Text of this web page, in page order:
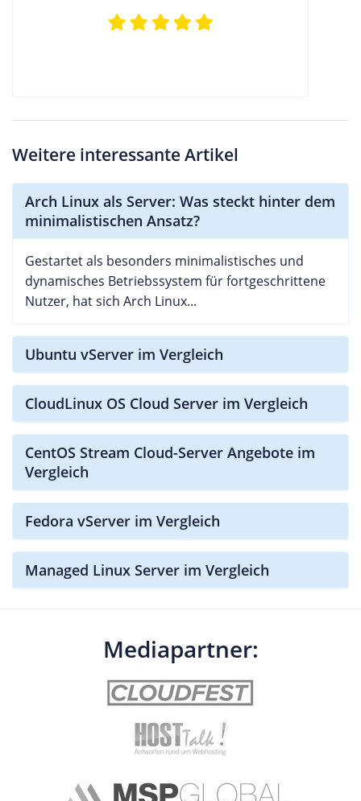
Weitere interessante Artikel
Arch Linux als Server: Was steckt hinter dem
minimalistischen Ansatz?
Gestartet als besonders minimalistisches und
dynamisches Betriebssystem für fortgeschrittene
Nutzer, hat sich Arch Linux...
Ubuntu vServer im Vergleich
CloudLinux OS Cloud Server im Vergleich
CentOS Stream Cloud-Server Angebote im
Vergleich
Fedora vServer im Vergleich
Managed Linux Server im Vergleich
Mediapartner: